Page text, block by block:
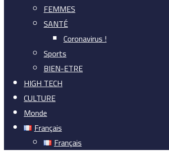
FEMMES
SANTÉ
Coronavirus !
Sports
BIEN-ETRE
HIGH TECH
CULTURE
Monde
Français
Français